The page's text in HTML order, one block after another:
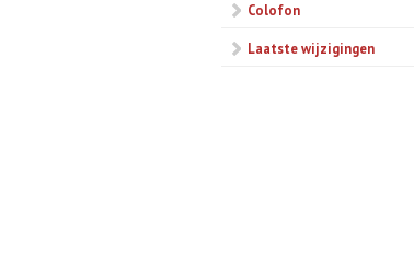
Colofon
Laatste wijzigingen